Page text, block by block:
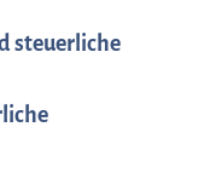
steuerliche